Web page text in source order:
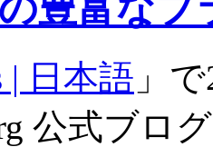
| 日本語 」
公式ブロ